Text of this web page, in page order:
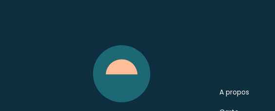
A propos